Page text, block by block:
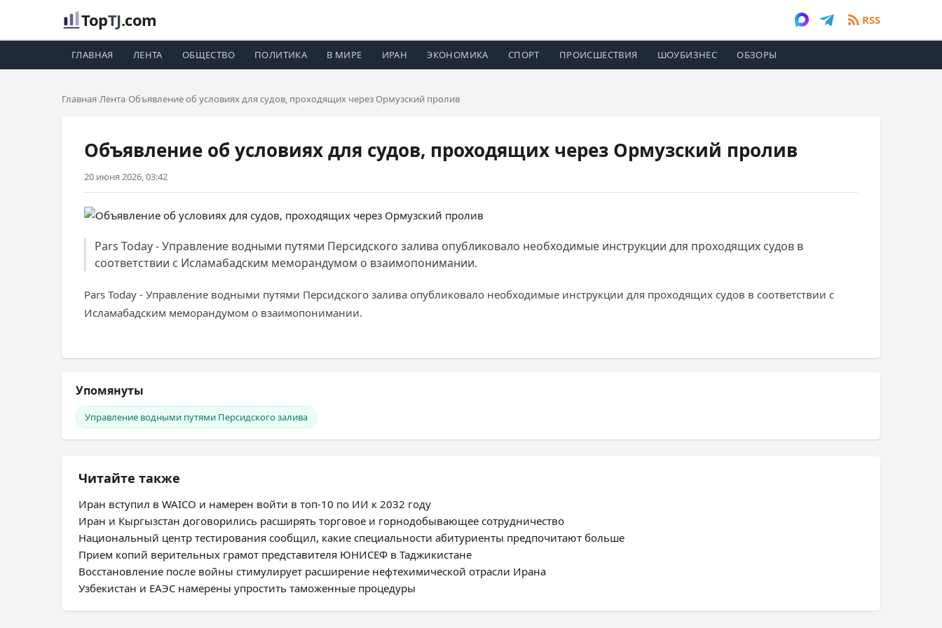
TopTJ.com RSS
ГЛАВНАЯ ЛЕНТА ОБЩЕСТВО ПОЛИТИКА В МИРЕ ИРАН ЭКОНОМИКА СПОРТ ПРОИСШЕСТВИЯ ШОУБИЗНЕС ОБЗОРЫ
Главная Лента Объявление об условиях для судов, проходящих через Ормузский пролив
Объявление об условиях для судов, проходящих через Ормузский пролив
20 июня 2026, 03:42
Рars Today - Управление водными путями Персидского залива опубликовало необходимые инструкции для проходящих судов в
соответствии с Исламабадским меморандумом о взаимопонимании.
Рars Today - Управление водными путями Персидского залива опубликовало необходимые инструкции для проходящих судов в соответствии с
Исламабадским меморандумом о взаимопонимании.
Упомянуты
Управление водными путями Персидского залива
Читайте также
Иран вступил в WAICO и намерен войти в топ-10 по ИИ к 2032 году
Иран и Кыргызстан договорились расширять торговое и горнодобывающее сотрудничество
Национальный центр тестирования сообщил, какие специальности абитуриенты предпочитают больше
Прием копий верительных грамот представителя ЮНИСЕФ в Таджикистане
Восстановление после войны стимулирует расширение нефтехимической отрасли Ирана
Узбекистан и ЕАЭС намерены упростить таможенные процедуры